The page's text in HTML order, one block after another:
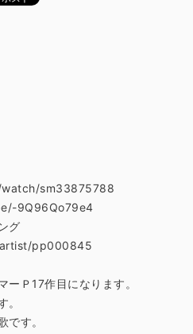
sm33875788
9Q96Qo79e4
グ
pp000845
ーＰ17作目になります。
。
です。